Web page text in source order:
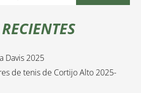
Davis 2025
de tenis de Cortijo Alto 2025-